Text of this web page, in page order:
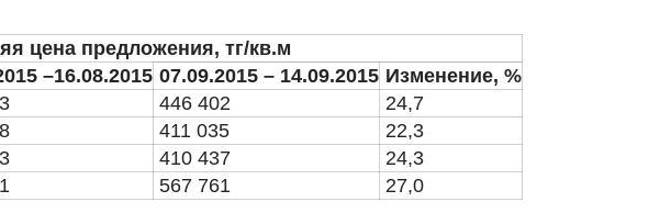
цена предложения, тг/кв.м
–16.08.2015 07.09.2015 – 14.09.2015 Изменение, %
446 402
24,7
411 035
22,3
410 437
24,3
567 761 27,0